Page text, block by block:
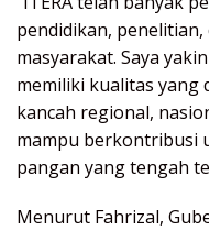
pendidikan,
masyarakat. Saya
memiliki kualitas yang
kancah regional,
mampu berkontribusi
pangan yang tengah
Menurut Fahrizal,